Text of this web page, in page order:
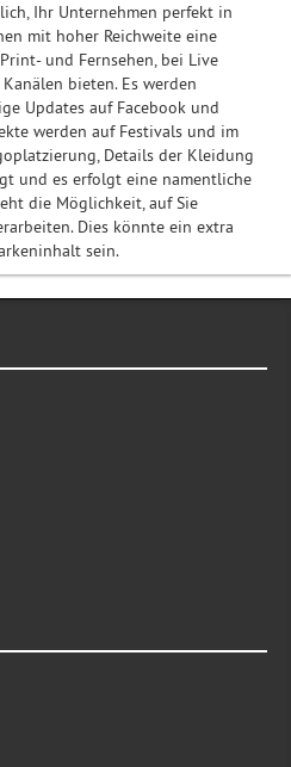
Ihr Unternehmen perfekt in
mit hoher Reichweite eine
und Fernsehen, bei Live
bieten. Es werden
Updates auf Facebook und
werden auf Festivals und im
Details der Kleidung
und es erfolgt eine namentliche
die Möglichkeit, auf Sie
Dies könnte ein extra
sein.